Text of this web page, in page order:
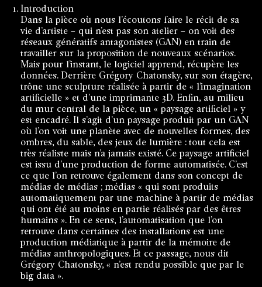
Introduction
Dans la pièce où nous l’écoutons faire le récit de sa
vie d’artiste – qui n’est pas son atelier – on voit des
réseaux génératifs antagonistes (GAN) en train de
travailler sur la proposition de nouveaux scénarios.
Mais pour l’instant, le logiciel apprend, récupère les
données. Derrière Grégory Chatonsky, sur son étagère,
trône une sculpture réalisée à partir de « l’imagination
artificielle » et d’une imprimante 3D. Enfin, au milieu
du mur central de la pièce, un « paysage artificiel » y
est encadré. Il s’agit d’un paysage produit par un GAN
où l’on voit une planète avec de nouvelles formes, des
ombres, du sable, des jeux de lumière : tout cela est
très réaliste mais n’a jamais existé. Ce paysage artificiel
est issu d’une production de forme automatisée. C’est
ce que l’on retrouve également dans son concept de
médias de médias ; médias « qui sont produits
automatiquement par une machine à partir de médias
qui ont été au moins en partie réalisés par des êtres
humains ». En ce sens, l’automatisation que l’on
retrouve dans certaines des installations est une
production médiatique à partir de la mémoire de
médias anthropologiques. Et ce passage, nous dit
Grégory Chatonsky, « n’est rendu possible que par le
big data ».